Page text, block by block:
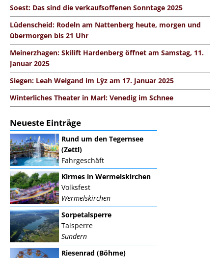
Soest: Das sind die verkaufsoffenen Sonntage 2025
Lüdenscheid: Rodeln am Nattenberg heute, morgen und
übermorgen bis 21 Uhr
Meinerzhagen: Skilift Hardenberg öffnet am Samstag, 11.
Januar 2025
Siegen: Leah Weigand im Lÿz am 17. Januar 2025
Winterliches Theater in Marl: Venedig im Schnee
Neueste Einträge
Rund um den Tegernsee
(Zettl)
Fahrgeschäft
Kirmes in Wermelskirchen
Volksfest
Wermelskirchen
Sorpetalsperre
Talsperre
Sundern
Riesenrad (Böhme)